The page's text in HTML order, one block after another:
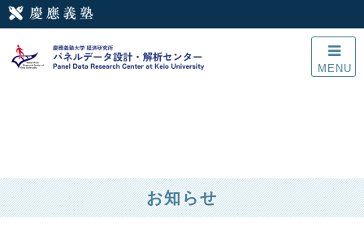
MENU
お知らせ